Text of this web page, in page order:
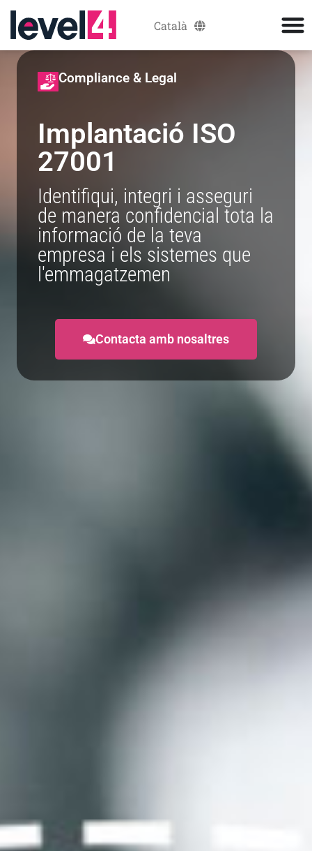
Català
Español
Compliance & Legal
Implantació ISO
27001
Identifiqui, integri i asseguri
de manera confidencial tota la
informació de la teva
empresa i els sistemes que
l'emmagatzemen
Contacta amb nosaltres